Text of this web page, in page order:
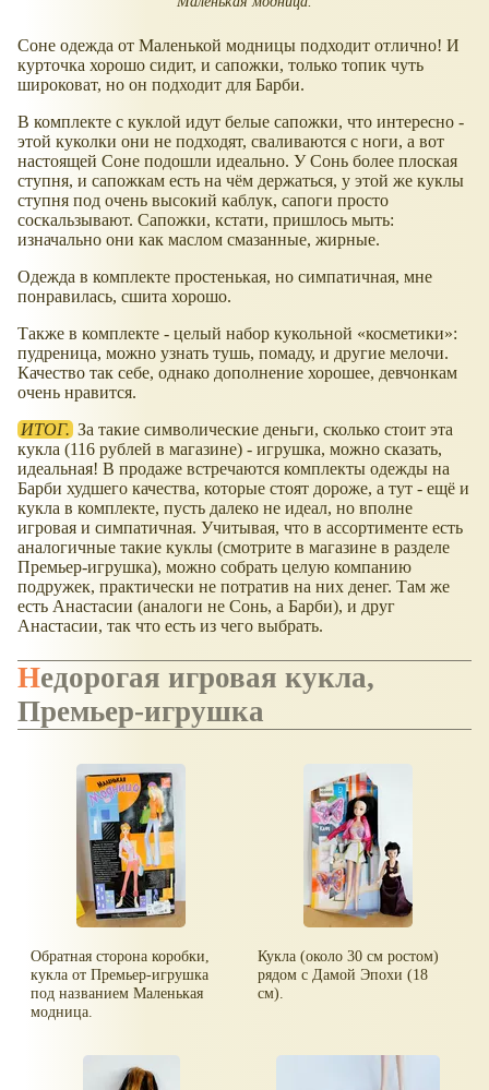
Соне одежда от Маленькой модницы подходит отлично! И
курточка хорошо сидит, и сапожки, только топик чуть
широковат, но он подходит для Барби.
В комплекте с куклой идут белые сапожки, что интересно -
этой куколки они не подходят, сваливаются с ноги, а вот
настоящей Соне подошли идеально. У Сонь более плоская
ступня, и сапожкам есть на чём держаться, у этой же куклы
ступня под очень высокий каблук, сапоги просто
соскальзывают. Сапожки, кстати, пришлось мыть:
изначально они как маслом смазанные, жирные.
Одежда в комплекте простенькая, но симпатичная, мне
понравилась, сшита хорошо.
Также в комплекте - целый набор кукольной
косметики :
пудреница, можно узнать тушь, помаду, и другие мелочи.
Качество так себе, однако дополнение хорошее, девчонкам
очень нравится.
ИТОГ. За такие символические деньги, сколько стоит эта
кукла (116 рублей в магазине) - игрушка, можно сказать,
идеальная! В продаже встречаются комплекты одежды на
Барби худшего качества, которые стоят дороже, а тут - ещё и
кукла в комплекте, пусть далеко не идеал, но вполне
игровая и симпатичная. Учитывая, что в ассортименте есть
аналогичные такие куклы (смотрите в магазине в разделе
Премьер-игрушка), можно собрать целую компанию
подружек, практически не потратив на них денег. Там же
есть Анастасии (аналоги не Сонь, а Барби), и друг
Анастасии, так что есть из чего выбрать.
Недорогая игровая кукла,
Премьер-игрушка
Обратная сторона коробки,
кукла от Премьер-игрушка
под названием Маленькая
модница.
Кукла (около 30 см ростом)
рядом с Дамой Эпохи (18
см).